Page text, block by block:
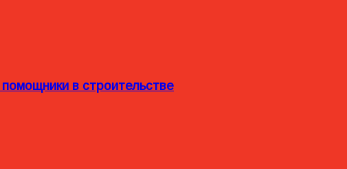
в строительстве